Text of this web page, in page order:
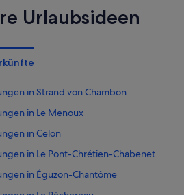
Urlaubsideen
in Strand von Chambon
in Le Menoux
in Celon
in Le Pont-Chrétien-Chabenet
in Éguzon-Chantôme